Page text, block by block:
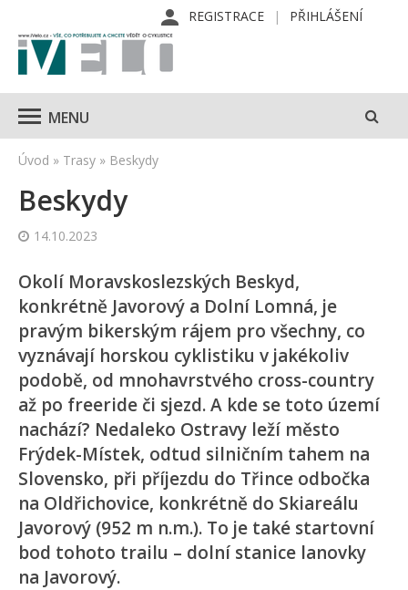
REGISTRACE PŘIHLÁŠENÍ
MENU
Úvod » Trasy » Beskydy
Beskydy
14.10.2023
Okolí Moravskoslezských Beskyd,
konkrétně Javorový a Dolní Lomná, je
pravým bikerským rájem pro všechny, co
vyznávají horskou cyklistiku v jakékoliv
podobě, od mnohavrstvého cross-country
až po freeride či sjezd. A kde se toto území
nachází? Nedaleko Ostravy leží město
Frýdek-Místek, odtud silničním tahem na
Slovensko, při příjezdu do Třince odbočka
na Oldřichovice, konkrétně do Skiareálu
Javorový (952 m n.m.). To je také startovní
bod tohoto trailu – dolní stanice lanovky
na Javorový.